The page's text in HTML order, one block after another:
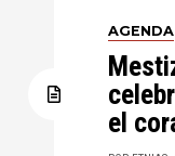
AGENDA
el